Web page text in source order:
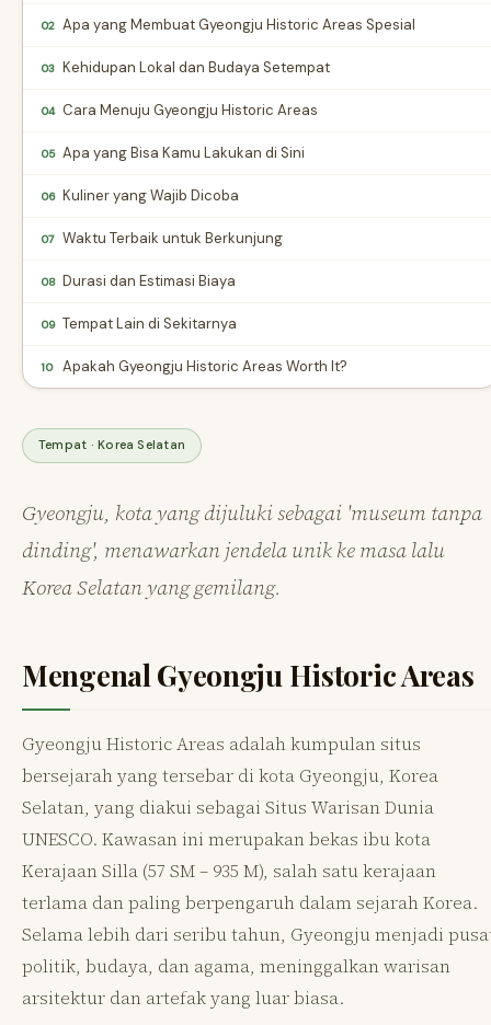
02 Apa yang Membuat Gyeongju Historic Areas Spesial
03 Kehidupan Lokal dan Budaya Setempat
04 Cara Menuju Gyeongju Historic Areas
05 Apa yang Bisa Kamu Lakukan di Sini
06 Kuliner yang Wajib Dicoba
07 Waktu Terbaik untuk Berkunjung
08 Durasi dan Estimasi Biaya
09 Tempat Lain di Sekitarnya
10 Apakah Gyeongju Historic Areas Worth It?
Tempat · Korea Selatan
Gyeongju, kota yang dijuluki sebagai 'museum tanpa
dinding', menawarkan jendela unik ke masa lalu
Korea Selatan yang gemilang.
Mengenal Gyeongju Historic Areas
Gyeongju Historic Areas adalah kumpulan situs
bersejarah yang tersebar di kota Gyeongju, Korea
Selatan, yang diakui sebagai Situs Warisan Dunia
UNESCO. Kawasan ini merupakan bekas ibu kota
Kerajaan Silla (57 SM – 935 M), salah satu kerajaan
terlama dan paling berpengaruh dalam sejarah Korea.
Selama lebih dari seribu tahun, Gyeongju menjadi
politik, budaya, dan agama, meninggalkan warisan
arsitektur dan artefak yang luar biasa.